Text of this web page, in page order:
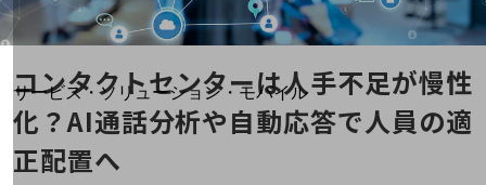
別ウィンドウで開きます
サービス・ソリューション・モバイル
サービス・ソリューションTOP
DXに関する課題を解決する
サービス・ソリューションをご紹介
コンタクトセンターは人手不足が慢性
化？AI通話分析や自動応答で人員の適
正配置へ